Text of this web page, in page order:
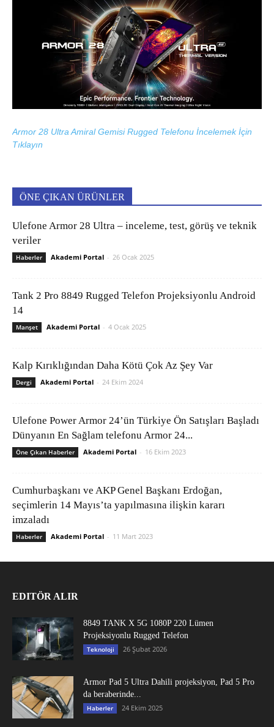
Armor 28 Ultra Amiral Gemisi Rugged Telefonu İncelemek İçin
Tıklayın
ÖNE ÇIKAN ÜRÜNLER
Ulefone Armor 28 Ultra – inceleme, test, görüş ve teknik
veriler
Haberler Akademi Portal - 26 Ocak 2025
Tank 2 Pro 8849 Rugged Telefon Projeksiyonlu Android
14
Manşet Akademi Portal - 4 Ocak 2025
Kalp Kırıklığından Daha Kötü Çok Az Şey Var
Dergi Akademi Portal - 24 Ekim 2024
Ulefone Power Armor 24’ün Türkiye Ön Satışları Başladı
Dünyanın En Sağlam telefonu Armor 24...
Öne Çıkan Haberler Akademi Portal - 16 Ekim 2023
Cumhurbaşkanı ve AKP Genel Başkanı Erdoğan,
seçimlerin 14 Mayıs’ta yapılmasına ilişkin kararı
imzaladı
Haberler Akademi Portal - 11 Mart 2023
EDITÖR ALIR
8849 TANK X 5G 1080P 220 Lümen
Projeksiyonlu Rugged Telefon
Teknoloji 26 Şubat 2026
Armor Pad 5 Ultra Dahili projeksiyon, Pad 5 Pro
da beraberinde...
Haberler 24 Ekim 2025